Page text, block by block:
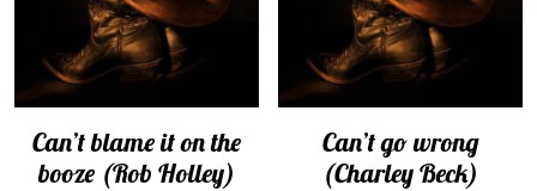
Can’t blame it on the
booze (Rob Holley)
Can’t go wrong
(Charley Beck)